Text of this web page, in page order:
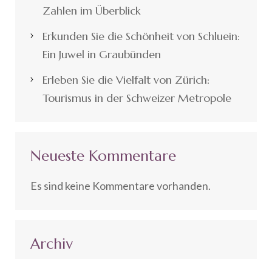
Zahlen im Überblick
Erkunden Sie die Schönheit von Schluein:
Ein Juwel in Graubünden
Erleben Sie die Vielfalt von Zürich:
Tourismus in der Schweizer Metropole
Neueste Kommentare
Es sind keine Kommentare vorhanden.
Archiv